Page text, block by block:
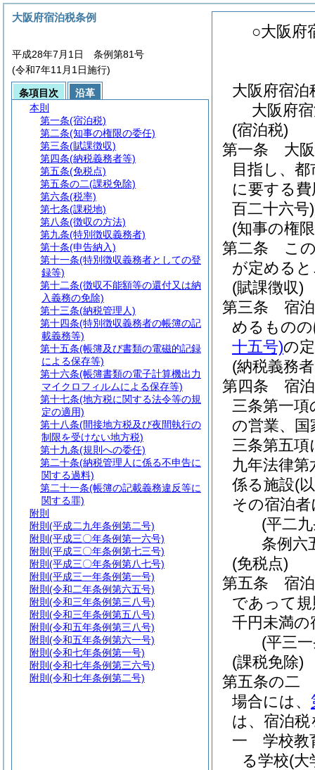
○大阪府
大阪府宿
大阪府
(宿泊税)
第一条
大
目指し、
に要する
百二十六号)
(知事の権
第二条
こ
が定める
(賦課徴収)
第三条
宿
めるもの
十五号)の
(納税義務
第四条
宿
三条第一項
の営業、国
三条第五項
九年法律第
係る施設(
その宿泊
(平二
条例六
(免税点)
第五条
宿
であって
千円未満
(平三
(課税免除)
第五条の二
場合には、
は、宿泊
一
学校教
る学校(大
大阪府宿泊税条例
平成28年7月1日 条例第81号
(令和7年11月1日施行)
条項目次
沿革
本則
第一条(宿泊税)
第二条(知事の権限の委任)
第三条(賦課徴収)
第四条(納税義務者等)
第五条(免税点)
第五条の二(課税免除)
第六条(税率)
第七条(課税地)
第八条(徴収の方法)
第九条(特別徴収義務者)
第十条(申告納入)
第十一条(特別徴収義務者としての登
録等)
第十二条(徴収不能額等の還付又は納
入義務の免除)
第十三条(納税管理人)
第十四条(特別徴収義務者の帳簿の記
載義務等)
第十五条(帳簿及び書類の電磁的記録
による保存等)
第十六条(帳簿書類の電子計算機出力
マイクロフィルムによる保存等)
第十七条(地方税に関する法令等の規
定の適用)
第十八条(間接地方税及び夜間執行の
制限を受けない地方税)
第十九条(規則への委任)
第二十条(納税管理人に係る不申告に
関する過料)
第二十一条(帳簿の記載義務違反等に
関する罪)
附則
附則 (平成二九年条例第二号)
附則 (平成三〇年条例第一六号)
附則 (平成三〇年条例第七三号)
附則 (平成三〇年条例第八七号)
附則 (平成三一年条例第一号)
附則 (令和二年条例第六五号)
附則 (令和三年条例第三八号)
附則 (令和三年条例第五八号)
附則 (令和五年条例第三八号)
附則 (令和五年条例第六一号)
附則 (令和七年条例第一号)
附則 (令和七年条例第三六号)
附則 (令和七年条例第二号)